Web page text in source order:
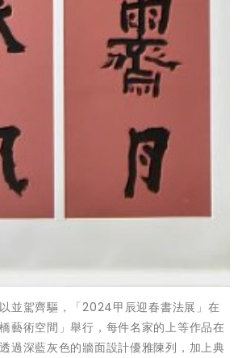
並駕齊驅，「2024甲辰迎春書法展」在
藝術空間」舉行，每件名家的上等作品在
過深藍灰色的牆面設計優雅陳列，加上典